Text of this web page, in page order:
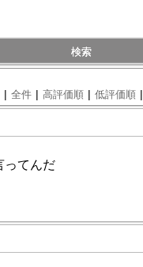
検索
| 全件 | 高評価順 | 低評価順 |
ってんだ